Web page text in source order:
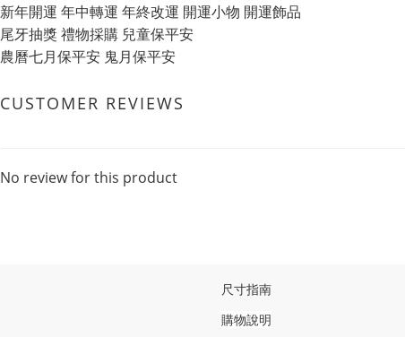
新年開運 年中轉運 年終改運 開運小物 開運飾品
尾牙抽獎 禮物採購 兒童保平安
農曆七月保平安 鬼月保平安
CUSTOMER REVIEWS
No review for this product
尺寸指南
購物說明